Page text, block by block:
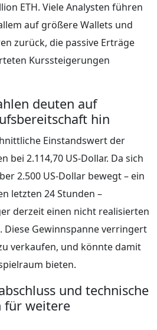
ETH. Viele Analysten führen
auf größere Wallets und
zurück, die passive Erträge
Kurssteigerungen
deuten auf
hin
Einstandswert der
bei 2.114,70 US-Dollar. Da sich
2.500 US-Dollar bewegt – ein
letzten 24 Stunden –
derzeit einen nicht realisierten
Diese Gewinnspanne verringert
verkaufen, und könnte damit
bieten.
und technische
für weitere